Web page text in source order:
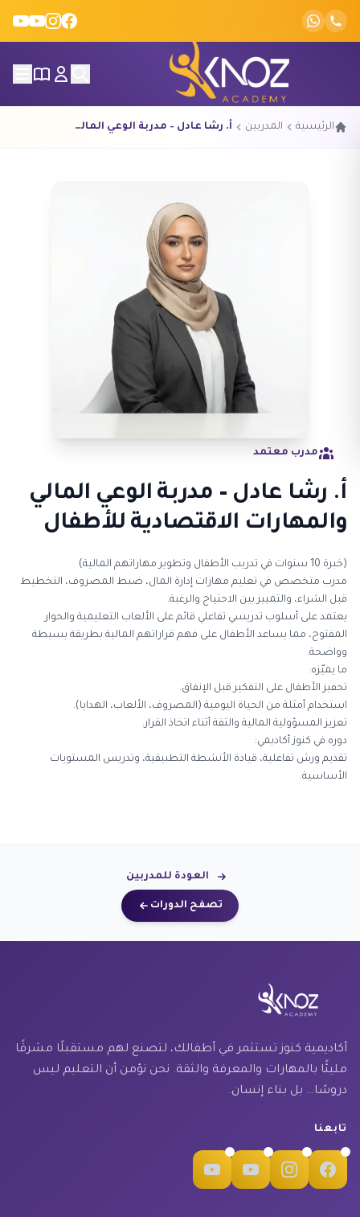
Skip to content
الرئيسية المدربين أ. رشا عادل – مدربة الوعي المالي والمهارات الاقتصادية للأطفال
مدرب معتمد
أ. رشا عادل – مدربة الوعي المالي
والمهارات الاقتصادية للأطفال
(خبرة 10 سنوات في تدريب الأطفال وتطوير مهاراتهم المالية)
مدرب متخصص في تعليم مهارات إدارة المال، ضبط المصروف، التخطيط
قبل الشراء، والتمييز بين الاحتياج والرغبة.
يعتمد على أسلوب تدريسي تفاعلي قائم على الألعاب التعليمية والحوار
المفتوح، مما يساعد الأطفال على فهم قراراتهم المالية بطريقة بسيطة
وواضحة.
ما يميّزه:
تحفيز الأطفال على التفكير قبل الإنفاق.
استخدام أمثلة من الحياة اليومية (المصروف، الألعاب، الهدايا).
تعزيز المسؤولية المالية والثقة أثناء اتخاذ القرار.
دوره في كنوز أكاديمي:
تقديم ورش تفاعلية، قيادة الأنشطة التطبيقية، وتدريس المستويات
الأساسية.
العودة للمدربين
تصفح الدورات
أكاديمية كنوز تستثمر في أطفالك، لتصنع لهم مستقبلًا مشرقًا
مليئًا بالمهارات والمعرفة والثقة. نحن نؤمن أن التعليم ليس
دروسًا… بل بناء إنسان.
تابعنا